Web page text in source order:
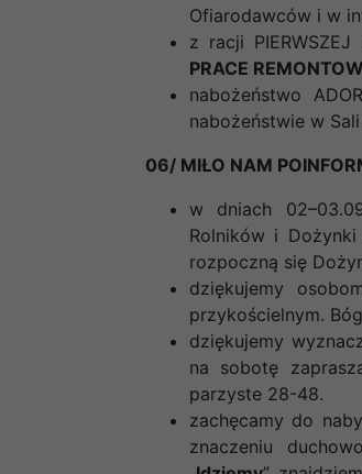
Ofiarodawców i w
z racji
PRACE
nabożeństwo
nabożeństwie w
06/ MIŁO NAM
w dniach
Rolników i
rozpoczną się
dziękujemy
przykościelnym.
dziękujemy
na sobotę
parzyste 28-48.
zachęcamy do
znaczeniu